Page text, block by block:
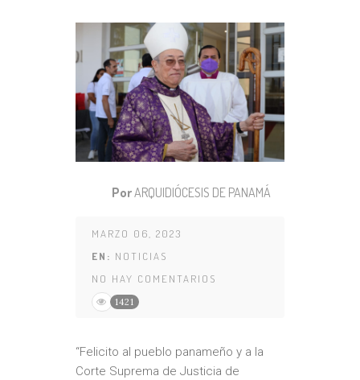
PorARQUIDIÓCESIS DE PANAMÁ
MARZO 06, 2023
EN: NOTICIAS
NO HAY COMENTARIOS
1421
“Felicito al pueblo panameño y a la
Corte Suprema de Justicia de